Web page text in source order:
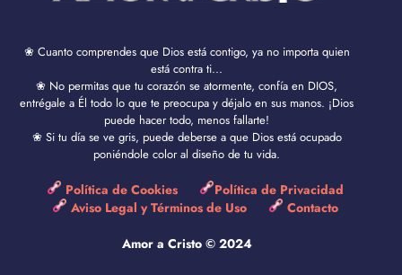
❀ Cuanto comprendes que Dios está contigo, ya no importa quien
está contra ti...
❀ No permitas que tu corazón se atormente, confía en DIOS,
entrégale a Él todo lo que te preocupa y déjalo en sus manos. ¡Dios
puede hacer todo, menos fallarte!
❀ Si tu día se ve gris, puede deberse a que Dios está ocupado
poniéndole color al diseño de tu vida.
Política de Cookies
Política de Privacidad
Aviso Legal y Términos de Uso
Contacto
Amor a Cristo © 2024